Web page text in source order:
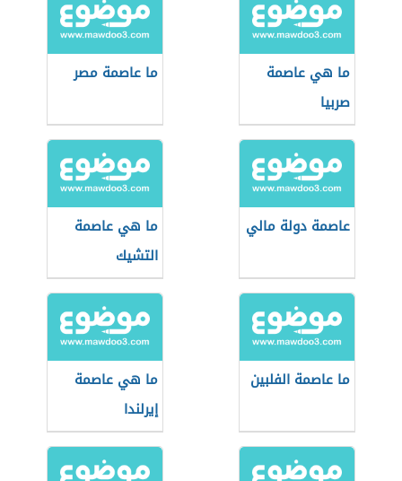
ما هي عاصمة
صربيا
ما عاصمة مصر
عاصمة دولة مالي
ما هي عاصمة
التشيك
ما عاصمة الفلبين
ما هي عاصمة
إيرلندا